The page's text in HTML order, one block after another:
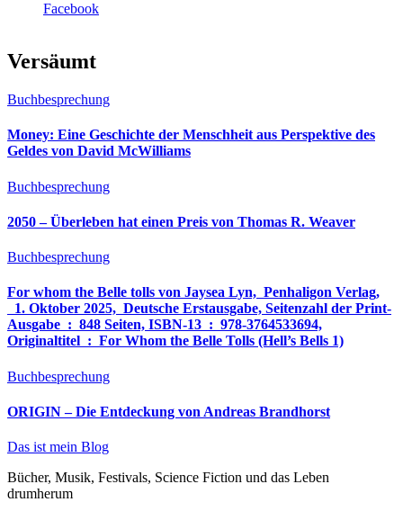
Facebook
Versäumt
Buchbesprechung
Money: Eine Geschichte der Menschheit aus Perspektive des
Geldes von David McWilliams
Buchbesprechung
2050 – Überleben hat einen Preis von Thomas R. Weaver
Buchbesprechung
For whom the Belle tolls von Jaysea Lyn, ‎ Penhaligon Verlag,
‎ 1. Oktober 2025, ‎ Deutsche Erstausgabe, Seitenzahl der Print-
Ausgabe ‏ : ‎ 848 Seiten, ISBN-13 ‏ : ‎ 978-3764533694,
Originaltitel ‏ : ‎ For Whom the Belle Tolls (Hell’s Bells 1)
Buchbesprechung
ORIGIN – Die Entdeckung von Andreas Brandhorst
Das ist mein Blog
Bücher, Musik, Festivals, Science Fiction und das Leben
drumherum